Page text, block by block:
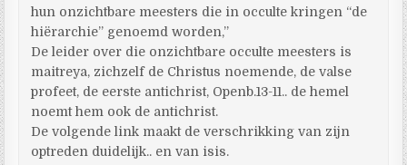
hun onzichtbare meesters die in occulte kringen “de
hiërarchie” genoemd worden,”
De leider over die onzichtbare occulte meesters is
maitreya, zichzelf de Christus noemende, de valse
profeet, de eerste antichrist, Openb.13-11.. de hemel
noemt hem ook de antichrist.
De volgende link maakt de verschrikking van zijn
optreden duidelijk.. en van isis.